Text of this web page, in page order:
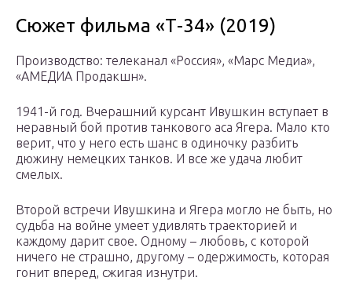
Сюжет фильма «Т-34» (2019)
Производство: телеканал «Россия», «Марс Медиа»,
«АМЕДИА Продакшн».
1941-й год. Вчерашний курсант Ивушкин вступает в
неравный бой против танкового аса Ягера. Мало кто
верит, что у него есть шанс в одиночку разбить
дюжину немецких танков. И все же удача любит
смелых.
Второй встречи Ивушкина и Ягера могло не быть, но
судьба на войне умеет удивлять траекторией и
каждому дарит свое. Одному – любовь, с которой
ничего не страшно, другому – одержимость, которая
гонит вперед, сжигая изнутри.